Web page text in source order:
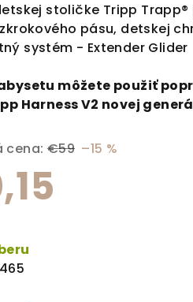
stoličke Tripp
pásu, detskej
systém - Extender Glider
môžete použiť
Harness V2 novej
cena: €59 –15 %